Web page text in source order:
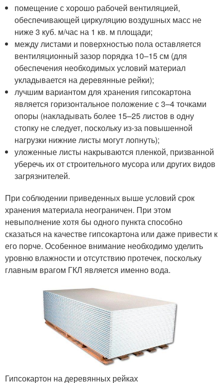
помещение с хорошо рабочей вентиляцией,
обеспечивающей циркуляцию воздушных масс не
ниже 3 куб. м/час на 1 кв. м площади;
между листами и поверхностью пола оставляется
вентиляционный зазор порядка 10–15 см (для
обеспечения необходимых условий материал
укладывается на деревянные рейки);
лучшим вариантом для хранения гипсокартона
является горизонтальное положение с 3–4 точками
опоры (накладывать более 15–25 листов в одну
стопку не следует, поскольку из-за повышенной
нагрузки нижние листы могут лопнуть);
уложенные листы накрываются пленкой, призванной
уберечь их от строительного мусора или других видов
загрязнителей.
При соблюдении приведенных выше условий срок
хранения материала неограничен. При этом
невыполнение хотя бы одного пункта способно
сказаться на качестве гипсокартона или даже привести к
его порче. Особенное внимание необходимо уделить
уровню влажности и отсутствию протечек, поскольку
главным врагом ГКЛ является именно вода.
Гипсокартон на деревянных рейках